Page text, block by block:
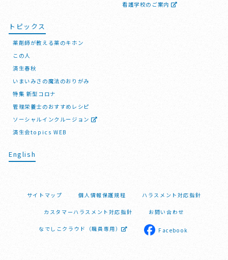
看護学校のご案内
トピックス
薬剤師が教える薬のキホン
この人
済生春秋
いまいみさの魔法のおりがみ
特集 新型コロナ
管理栄養士のおすすめレシピ
ソーシャルインクルージョン
済生会topics WEB
English
サイトマップ 個人情報保護規程 ハラスメント対応指針
カスタマーハラスメント対応指針 お問い合わせ
なでしこクラウド（職員専用） Facebook